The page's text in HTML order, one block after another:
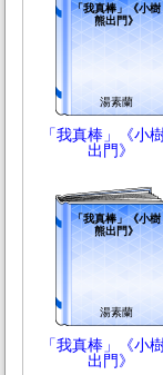
「我真棒」《小樹
熊出門》
湯素蘭
「我真棒」《小
出門》
「我真棒」《小樹
熊出門》
湯素蘭
「我真棒」《小
出門》